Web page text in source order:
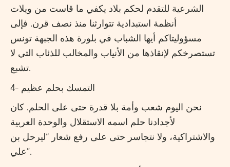
الشرعية للتقدم لحكم بلاد يكفي ما قاست من ويلات
أنظمة استبدادية تتوارثنا منذ نصف قرن. فإلى
مسؤوليتاكم أيها الشباب في بلورة هذه الجبهة تونس
تستصرخكم لإنقاذها من الأنياب والمخالب للذئاب التي لا
تشبع.
4- التمسك بحلم عظيم
نحن اليوم شعب وأمة بلا قدرة حتى على الحلم. كان
لأجدادنا حلم اسمه الاستقلال والوحدة العربية
والاشتراكية، ولا نتجاسر حتى على رفع شعار “ليرحل بن
علي”.